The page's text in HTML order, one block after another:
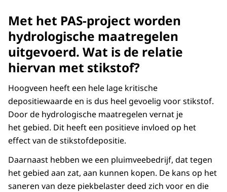
Met het PAS-project worden
hydrologische maatregelen
uitgevoerd. Wat is de relatie
hiervan met stikstof?
Hoogveen heeft een hele lage kritische
depositiewaarde en is dus heel gevoelig voor stikstof.
Door de hydrologische maatregelen vernat je
het gebied. Dit heeft een positieve invloed op het
effect van de stikstofdepositie.
Daarnaast hebben we een pluimveebedrijf, dat tegen
het gebied aan zat, aan kunnen kopen. De kans op het
saneren van deze piekbelaster deed zich voor en die